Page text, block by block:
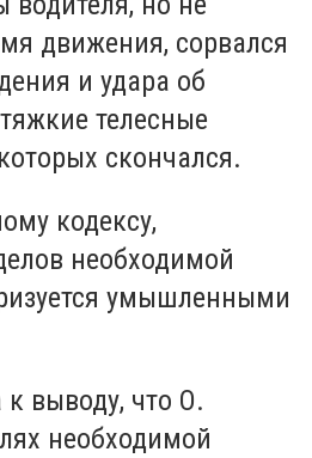
движения, сорвался
и удара об
телесные
скончался.
кодексу,
необходимой
умышленными
выводу, что О.
необходимой